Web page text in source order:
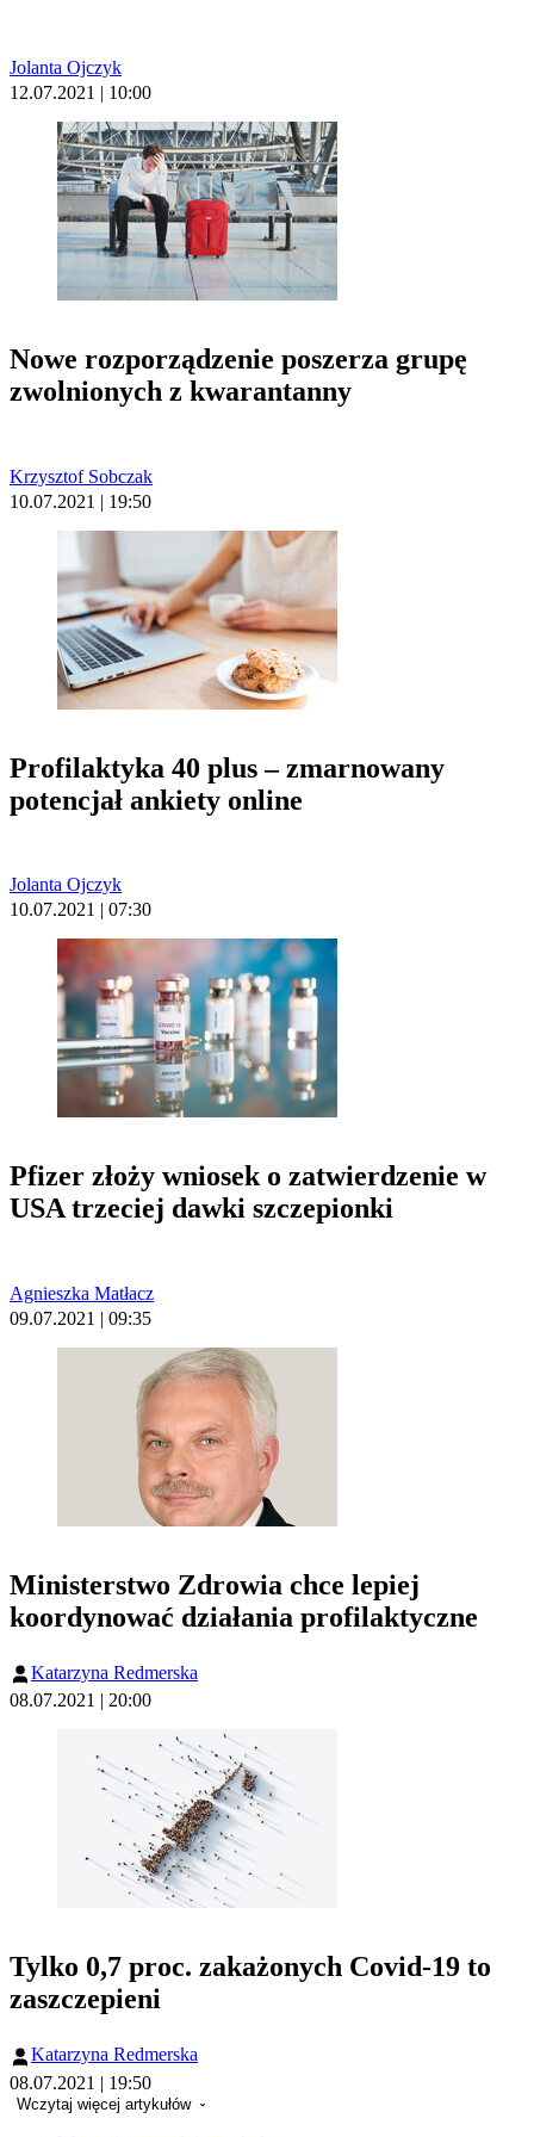
Jolanta Ojczyk
12.07.2021 | 10:00
Nowe rozporządzenie poszerza grupę
zwolnionych z kwarantanny
Krzysztof Sobczak
10.07.2021 | 19:50
Profilaktyka 40 plus – zmarnowany
potencjał ankiety online
Jolanta Ojczyk
10.07.2021 | 07:30
Pfizer złoży wniosek o zatwierdzenie w
USA trzeciej dawki szczepionki
Agnieszka Matłacz
09.07.2021 | 09:35
Ministerstwo Zdrowia chce lepiej
koordynować działania profilaktyczne
Katarzyna Redmerska
08.07.2021 | 20:00
Tylko 0,7 proc. zakażonych Covid-19 to
zaszczepieni
Katarzyna Redmerska
08.07.2021 | 19:50
Wczytaj więcej artykułów